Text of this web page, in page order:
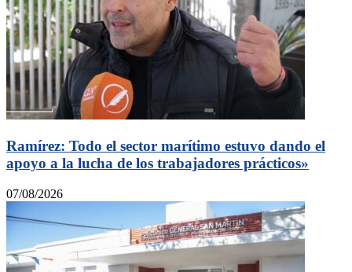
Ramírez: Todo el sector marítimo estuvo dando el
apoyo a la lucha de los trabajadores prácticos»
07/08/2026